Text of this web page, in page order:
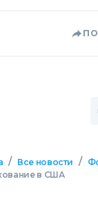
/ Все новости /
в США